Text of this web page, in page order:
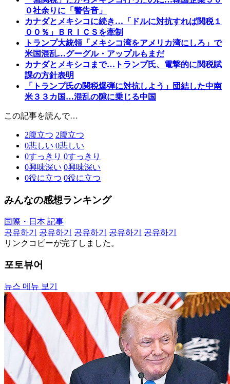
０社余りに「警告音」
カナダとメキシコに続き…「ドルに対抗すれば関税１
００％」ＢＲＩＣＳを牽制
トランプ大統領「メキシコ湾をアメリカ湾にしろ」で
米国混乱…グーグル・アップルもまだ
カナダとメキシコまで…トランプ氏、電撃的に関税賦
課の方針表明
「トランプ氏の関税爆弾に対抗しよう」団結した中南
米３３カ国…混乱の隙に乗じる中国
この記事を読んで…
2腹立つ 2腹立つ
0悲しい 0悲しい
0すっきり 0すっきり
0興味深い 0興味深い
0役に立つ 0役に立つ
みんなの感想ランキング
国際・日本 記事
공유하기
공유하기 공유하기 공유하기
공유하기
リンクコピーが完了しました。
포토뷰어
뉴스 메뉴 보기